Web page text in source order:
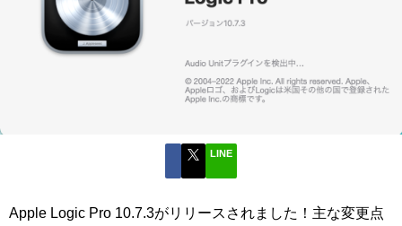
LINE
Apple Logic Pro 10.7.3がリリースされました！主な変更点